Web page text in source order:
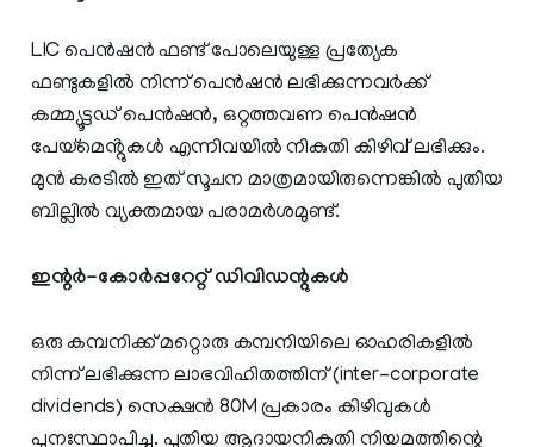
LIC പെൻഷൻ ഫണ്ട് പോലെയുള്ള പ്രത്യേക
ഫണ്ടുകളിൽ നിന്ന് പെൻഷൻ ലഭിക്കുന്നവർക്ക്
കമ്മ്യൂട്ടഡ് പെൻഷൻ, ഒറ്റത്തവണ പെൻഷൻ
പേയ്‌മെൻ്റുകൾ എന്നിവയിൽ നികുതി കിഴിവ് ലഭിക്കും.
മുൻ കരടിൽ ഇത് സൂചന മാത്രമായിരുന്നെങ്കിൽ പുതിയ
ബില്ലിൽ വ്യക്തമായ പരാമർശമുണ്ട്.
ഇന്റർ-കോർപ്പറേറ്റ് ഡിവിഡന്റുകൾ
ഒരു കമ്പനിക്ക് മറ്റൊരു കമ്പനിയിലെ ഓഹരികളിൽ
നിന്ന് ലഭിക്കുന്ന ലാഭവിഹിതത്തിന് (inter-corporate
dividends) സെക്ഷൻ 80M പ്രകാരം കിഴിവുകൾ
പുനഃസ്ഥാപിച്ചു. പുതിയ ആദായനികുതി നിയമത്തിന്റെ